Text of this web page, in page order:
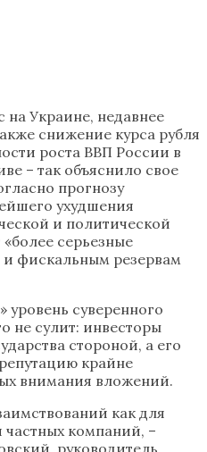
Украине, недавнее
снижение курса рубля
роста ВВП России в
– так объяснило свое
прогнозу
ухудшения
и политической
серьезные
фискальным резервам
суверенного
не сулит: инвесторы
стороной, а его
крайне
внимания вложений.
как для
частных компаний, –
руководитель